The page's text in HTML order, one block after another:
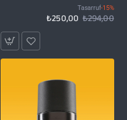
Tasarruf-15%
₺250,00 ₺294,00